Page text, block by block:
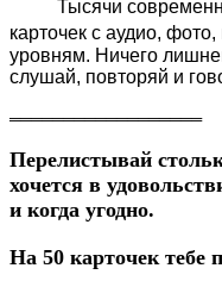
Тысячи
карточек с аудио, фото,
уровням. Ничего
слушай, повторяй и
══════════════════
Перелистывай
хочется в
и когда угодно.
На 50 карточек тебе